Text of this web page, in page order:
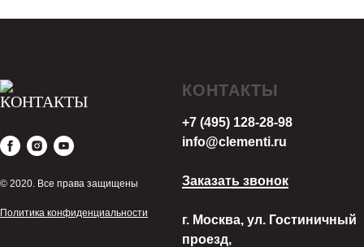
© 2020. Все права защищены
Политика конфиденциальности
КОНТАКТЫ
+7 (495) 128-28-98
info@clementi.ru
Заказать звонок
г. Москва, ул. Гостиничный
проезд,